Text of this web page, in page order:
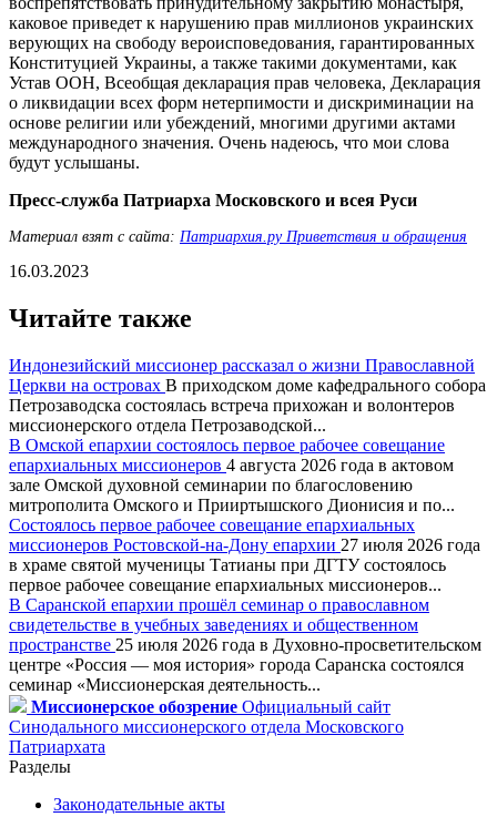
каковое приведет к нарушению прав миллионов украинских
верующих на свободу вероисповедования, гарантированных
Конституцией Украины, а также такими документами, как
Устав ООН, Всеобщая декларация прав человека, Декларация
о ликвидации всех форм нетерпимости и дискриминации на
основе религии или убеждений, многими другими актами
международного значения. Очень надеюсь, что мои слова
будут услышаны.
Пресс-служба Патриарха Московского и всея Руси
Материал взят с сайта: Патриархия.ру Приветствия и обращения
16.03.2023
Читайте также
Индонезийский миссионер рассказал о жизни Православной
Церкви на островах В приходском доме кафедрального собора
Петрозаводска состоялась встреча прихожан и волонтеров
миссионерского отдела Петрозаводской...
В Омской епархии состоялось первое рабочее совещание
епархиальных миссионеров 4 августа 2026 года в актовом
зале Омской духовной семинарии по благословению
митрополита Омского и Прииртышского Дионисия и по...
Состоялось первое рабочее совещание епархиальных
миссионеров Ростовской-на-Дону епархии 27 июля 2026 года
в храме святой мученицы Татианы при ДГТУ состоялось
первое рабочее совещание епархиальных миссионеров...
В Саранской епархии прошёл семинар о православном
свидетельстве в учебных заведениях и общественном
пространстве 25 июля 2026 года в Духовно-просветительском
центре «Россия — моя история» города Саранска состоялся
семинар «Миссионерская деятельность...
Миссионерское обозрение Официальный сайт
Синодального миссионерского отдела Московского
Патриархата
Разделы
Законодательные акты